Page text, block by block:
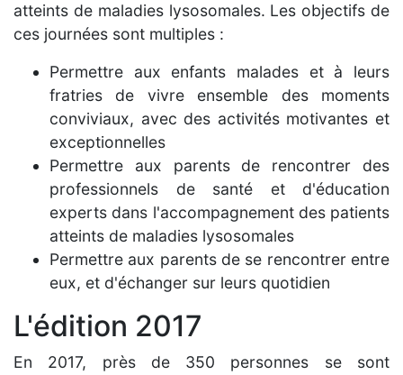
atteints de maladies lysosomales. Les objectifs de
ces journées sont multiples :
Permettre aux enfants malades et à leurs
fratries de vivre ensemble des moments
conviviaux, avec des activités motivantes et
exceptionnelles
Permettre aux parents de rencontrer des
professionnels de santé et d'éducation
experts dans l'accompagnement des patients
atteints de maladies lysosomales
Permettre aux parents de se rencontrer entre
eux, et d'échanger sur leurs quotidien
L'édition 2017
En 2017, près de 350 personnes se sont